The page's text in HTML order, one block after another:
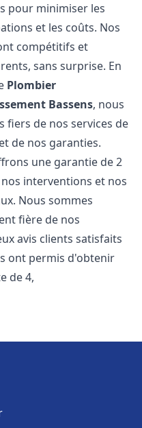
pour minimiser les
et les coûts. Nos
compétitifs et
sans surprise. En
Plombier
Bassens, nous
fiers de nos services de
de nos garanties.
une garantie de 2
interventions et nos
Nous sommes
fière de nos
avis clients satisfaits
ont permis d'obtenir
de 4,